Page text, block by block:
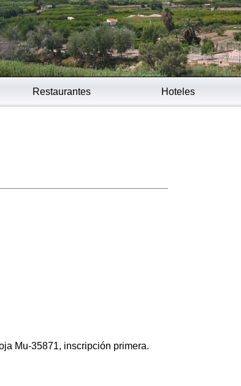
Restaurantes Hoteles
Mu-35871, inscripción primera.